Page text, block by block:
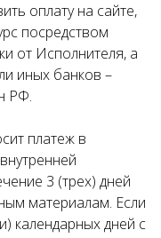
оплату на сайте,
посредством
от Исполнителя, а
иных банков –
РФ.
платеж в
3 (трех) дней
материалам. Если
календарных дней с